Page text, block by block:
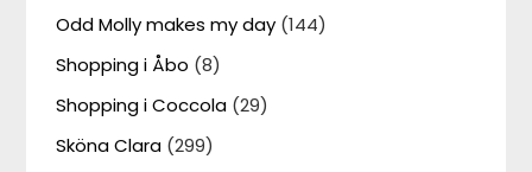
Odd Molly makes my day (144)
Shopping i Åbo (8)
Shopping i Coccola (29)
Sköna Clara (299)